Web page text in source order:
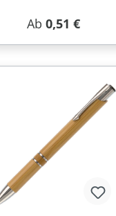
Regulärer Preis:
Ab 0,51 €